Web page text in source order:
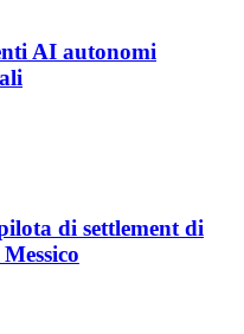
AI autonomi
di settlement di